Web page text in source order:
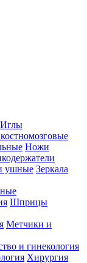
Иглы
Ножи
ушные Зеркала
Шприцы
Метчики и
и гинекология
Хирургия